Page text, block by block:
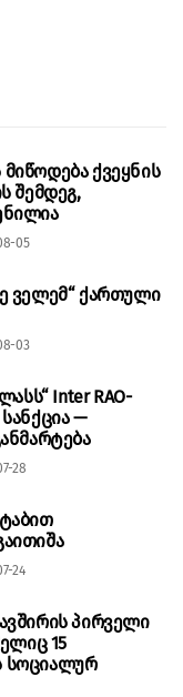
ქვეყნის
შემდეგ,
05
ველემ“ ქართული
03
Inter RAO-
—
28
24
პირველი
15
სოციალურ